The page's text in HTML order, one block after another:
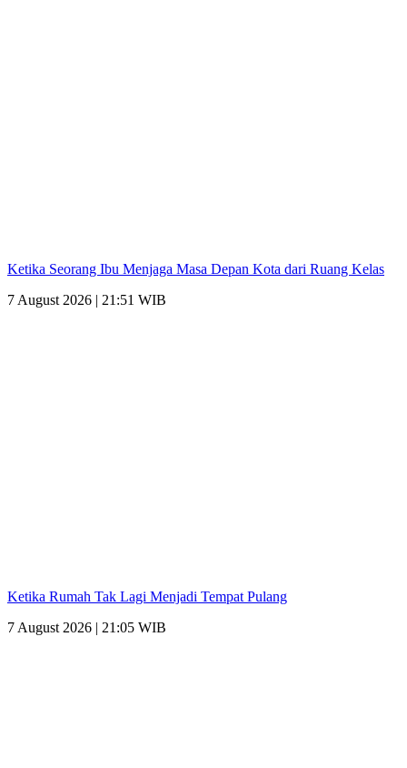
Ketika Seorang Ibu Menjaga Masa Depan Kota dari Ruang Kelas
7 August 2026 | 21:51 WIB
Ketika Rumah Tak Lagi Menjadi Tempat Pulang
7 August 2026 | 21:05 WIB